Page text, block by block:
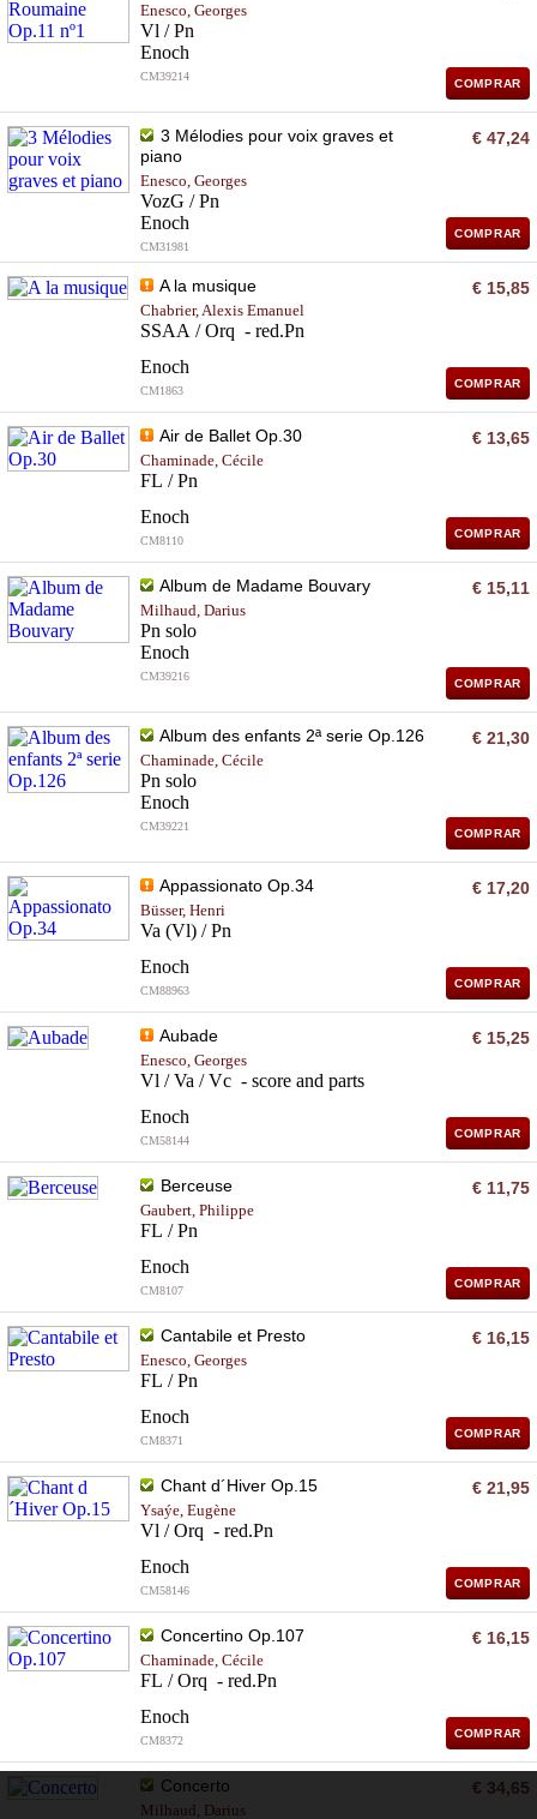
Enesco, Georges
Vl / Pn
Enoch
CM39214
COMPRAR
3 Mélodies pour voix graves et
piano
Enesco, Georges
VozG / Pn
Enoch
CM31981
€ 47,24
COMPRAR
A la musique
Chabrier, Alexis Emanuel
SSAA / Orq - red.Pn
Enoch
CM1863
€ 15,85
COMPRAR
Air de Ballet Op.30
Chaminade, Cécile
FL / Pn
Enoch
CM8110
€ 13,65
COMPRAR
Album de Madame Bouvary
Milhaud, Darius
Pn solo
Enoch
CM39216
€ 15,11
COMPRAR
Album des enfants 2ª serie Op.126
Chaminade, Cécile
Pn solo
Enoch
CM39221
€ 21,30
COMPRAR
Appassionato Op.34
Büsser, Henri
Va (Vl) / Pn
Enoch
CM88963
€ 17,20
COMPRAR
Aubade
Enesco, Georges
Vl / Va / Vc - score and parts
Enoch
CM58144
€ 15,25
COMPRAR
Berceuse
Gaubert, Philippe
FL / Pn
Enoch
CM8107
€ 11,75
COMPRAR
Cantabile et Presto
Enesco, Georges
FL / Pn
Enoch
CM8371
€ 16,15
COMPRAR
Chant d´Hiver Op.15
Ysaýe, Eugène
Vl / Orq - red.Pn
Enoch
CM58146
€ 21,95
COMPRAR
Concertino Op.107
Chaminade, Cécile
FL / Orq - red.Pn
Enoch
CM8372
€ 16,15
COMPRAR
Concerto
Milhaud, Darius
€ 34,65